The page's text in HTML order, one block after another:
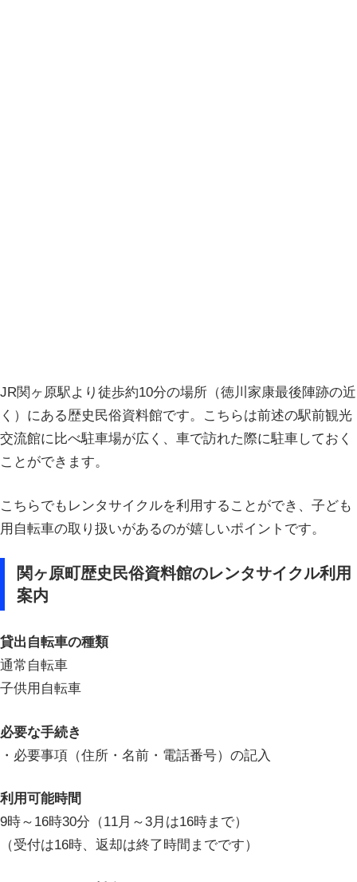
JR関ヶ原駅より徒歩約10分の場所（徳川家康最後陣跡の近
く）にある歴史民俗資料館です。こちらは前述の駅前観光
交流館に比べ駐車場が広く、車で訪れた際に駐車しておく
ことができます。
こちらでもレンタサイクルを利用することができ、子ども
用自転車の取り扱いがあるのが嬉しいポイントです。
関ヶ原町歴史民俗資料館のレンタサイクル利用
案内
貸出自転車の種類
通常自転車
子供用自転車
必要な手続き
・必要事項（住所・名前・電話番号）の記入
利用可能時間
9時～16時30分（11月～3月は16時まで）
（受付は16時、返却は終了時間までです）